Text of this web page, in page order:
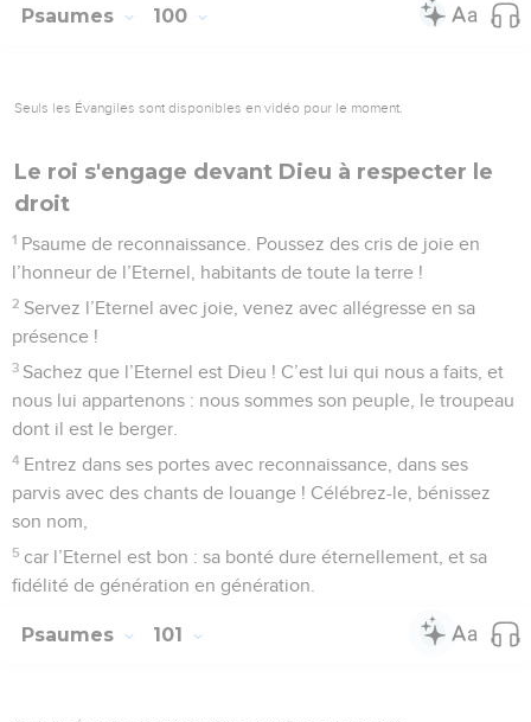
Psaumes 100
Seuls les Évangiles sont disponibles en vidéo pour le moment.
Le roi s'engage devant Dieu à respecter le
droit
1 Psaume de reconnaissance. Poussez des cris de joie en
l’honneur de l’Eternel, habitants de toute la terre !
2 Servez l’Eternel avec joie, venez avec allégresse en sa
présence !
3 Sachez que l’Eternel est Dieu ! C’est lui qui nous a faits, et
nous lui appartenons : nous sommes son peuple, le troupeau
dont il est le berger.
4 Entrez dans ses portes avec reconnaissance, dans ses
parvis avec des chants de louange ! Célébrez-le, bénissez
son nom,
5 car l’Eternel est bon : sa bonté dure éternellement, et sa
fidélité de génération en génération.
Psaumes 101